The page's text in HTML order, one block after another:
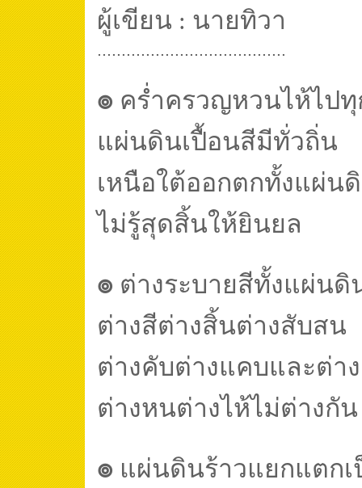
ผู้เขียน : นายทิวา
.......................................
๏ คร่ำครวญหวนไห้ไป
แผ่นดินเปื้อนสีมีทั่วถิ่น
เหนือใต้ออกตกทั้งแผ่น
ไม่รู้สุดสิ้นให้ยินยล
๏ ต่างระบายสีทั้งแผ่น
ต่างสีต่างสิ้นต่างสับสน
ต่างคับต่างแคบและต่า
ต่างหนต่างไห้ไม่ต่างกั
๏ แผ่นดินร้าวแยกแตก